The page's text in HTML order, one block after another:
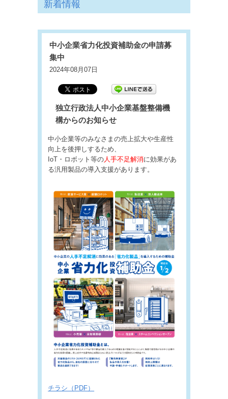
新着情報
中小企業省力化投資補助金の申請募
集中
2024年08月07日
独立行政法人中小企業基盤整備機
構からのお知らせ
中小企業等のみなさまの売上拡大や生産性
向上を後押しするため、
IoT・ロボット等の 人手不足解消に効果があ
る汎用製品の導入支援があります。
チラシ（PDF）